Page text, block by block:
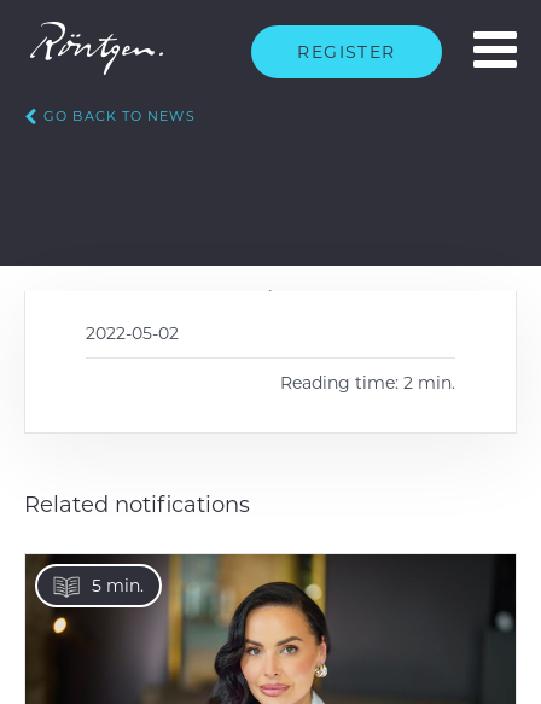
REGISTER
GO BACK TO NEWS
2022-05-02
Reading time: 2 min.
Related notifications
5 min.